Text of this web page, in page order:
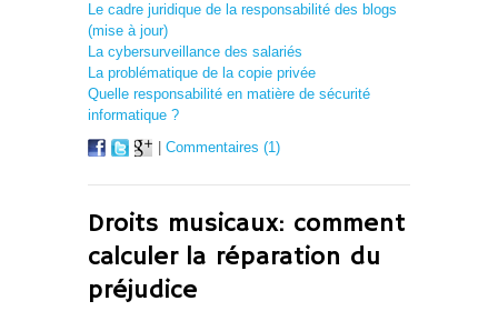
Le cadre juridique de la responsabilité des blogs
(mise à jour)
La cybersurveillance des salariés
La problématique de la copie privée
Quelle responsabilité en matière de sécurité
informatique ?
Commentaires (1)
Droits musicaux: comment
calculer la réparation du
préjudice